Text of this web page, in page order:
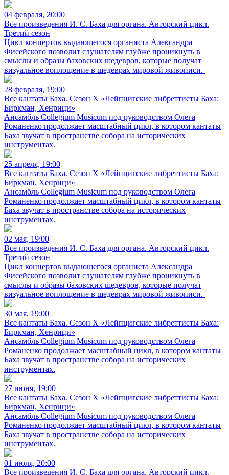
04 февраля, 20:00
Все произведения И. С. Баха для органа. Авторский цикл.
Третий сезон
Цикл концертов выдающегося органиста Александра
Фисейского позволит слушателям глубже проникнуть в
смыслы и образы баховских шедевров, которые получат
визуальное воплощение в шедеврах мировой живописи.
28 февраля, 19:00
Все кантаты Баха. Сезон X «Лейпцигские либреттисты Баха:
Биркман, Хенрици»
Ансамбль Collegium Musicum под руководством Олега
Романенко продолжает масштабный цикл, в котором кантаты
Баха звучат в пространстве собора на исторических
инструментах.
25 апреля, 19:00
Все кантаты Баха. Сезон X «Лейпцигские либреттисты Баха:
Биркман, Хенрици»
Ансамбль Collegium Musicum под руководством Олега
Романенко продолжает масштабный цикл, в котором кантаты
Баха звучат в пространстве собора на исторических
инструментах.
02 мая, 19:00
Все произведения И. С. Баха для органа. Авторский цикл.
Третий сезон
Цикл концертов выдающегося органиста Александра
Фисейского позволит слушателям глубже проникнуть в
смыслы и образы баховских шедевров, которые получат
визуальное воплощение в шедеврах мировой живописи.
30 мая, 19:00
Все кантаты Баха. Сезон X «Лейпцигские либреттисты Баха:
Биркман, Хенрици»
Ансамбль Collegium Musicum под руководством Олега
Романенко продолжает масштабный цикл, в котором кантаты
Баха звучат в пространстве собора на исторических
инструментах.
27 июня, 19:00
Все кантаты Баха. Сезон X «Лейпцигские либреттисты Баха:
Биркман, Хенрици»
Ансамбль Collegium Musicum под руководством Олега
Романенко продолжает масштабный цикл, в котором кантаты
Баха звучат в пространстве собора на исторических
инструментах.
01 июля, 20:00
Все произведения И. С. Баха для органа. Авторский цикл.